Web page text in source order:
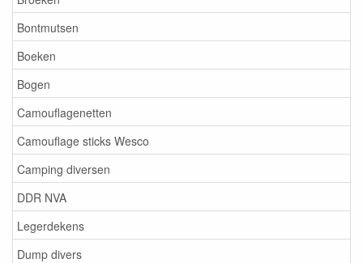
Bontmutsen
Boeken
Bogen
Camouflagenetten
Camouflage sticks Wesco
Camping diversen
DDR NVA
Legerdekens
Dump divers